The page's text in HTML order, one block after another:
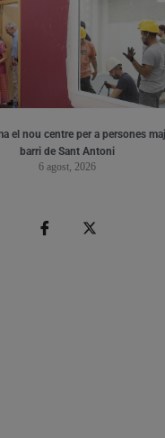
el nou centre per a persones
barri de Sant Antoni
6 agost, 2026